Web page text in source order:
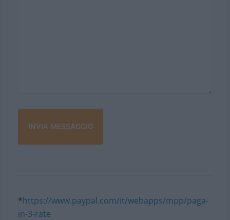
*https://www.paypal.com/it/webapps/mpp/paga-
in-3-rate